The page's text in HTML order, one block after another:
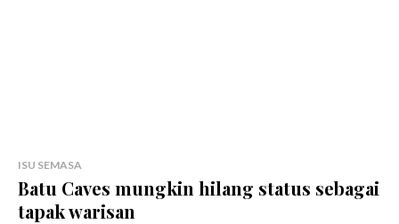
ISU SEMASA
Batu Caves mungkin hilang status sebagai
tapak warisan